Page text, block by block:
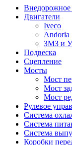
Внедорожное
Двигатели
Iveco
Andoria
ЗМЗ и
Подвеска
Сцепление
Мосты
Мост
Мост
Мост
Рулевое
Система
Система
Система
Коробки